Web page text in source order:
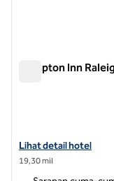
Hampton Inn
Lihat detail hotel
Lihat detail hotel
19,30 mil